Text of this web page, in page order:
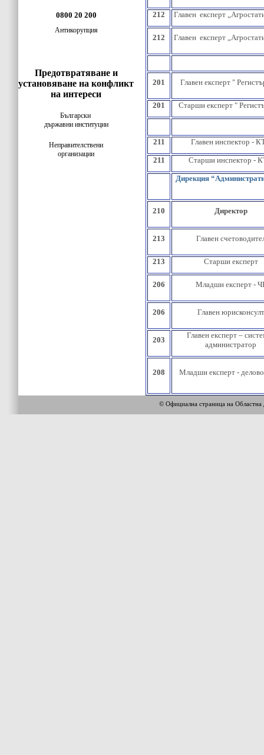
0800 20 200
Антикорупция
Предотвратяване и
установяване на конфликт
на интереси
Български
държавни институции
Неправителствени
организации
212 Главен експерт
212 Главен експерт
201 Главен експерт "
201 Старши експерт "
211 Главен инспектор -
211 Старши инспектор -
Дирекция
210 Директор
213 Главен
213 Старши експерт
206 Младши експерт -
206 Главен юрисконсулт
203
Главен експерт –
администратор
208 Младши експерт -
© Официална страница на